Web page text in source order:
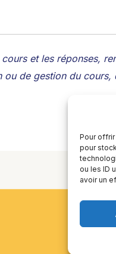
Pour
pour
ou les ID
avoir un
et les réponses,
ou de gestion du